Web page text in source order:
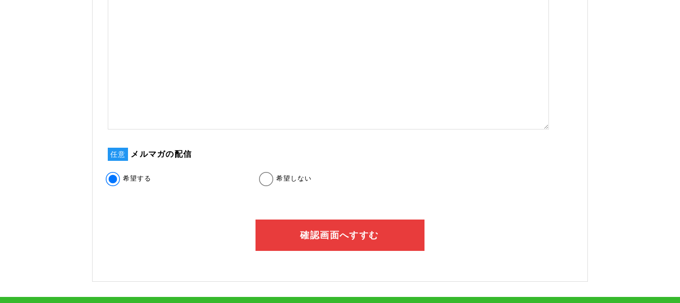
任意 メルマガの配信
希望する 希望しない